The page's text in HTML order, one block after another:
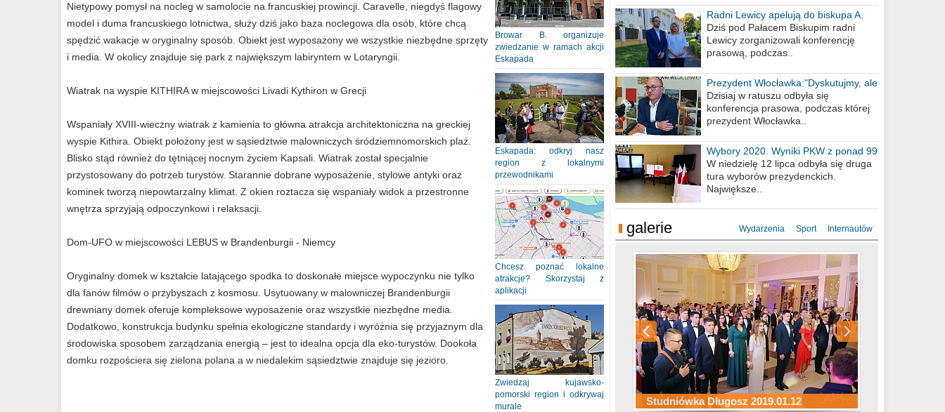
Browar B. organizuje
zwiedzanie w ramach akcji
Eskapada
Eskapada: odkryj nasz
region z lokalnymi
przewodnikami
Chcesz poznać lokalne
atrakcje? Skorzystaj z
aplikacji
Zwiedzaj kujawsko-
pomorski region i odkrywaj
murale
Nietypowy pomysł na nocleg w samolocie na francuskiej prowincji. Caravelle, niegdyś flagowy
model i duma francuskiego lotnictwa, służy dziś jako baza noclegowa dla osób, które chcą
spędzić wakacje w oryginalny sposób. Obiekt jest wyposażony we wszystkie niezbędne sprzęty
i media. W okolicy znajduje się park z największym labiryntem w Lotaryngii.
Wiatrak na wyspie KITHIRA w miejscowości Livadi Kythiron w Grecji
Wspaniały XVIII-wieczny wiatrak z kamienia to główna atrakcja architektoniczna na greckiej
wyspie Kithira. Obiekt położony jest w sąsiedztwie malowniczych śródziemnomorskich plaż.
Blisko stąd również do tętniącej nocnym życiem Kapsali. Wiatrak został specjalnie
przystosowany do potrzeb turystów. Starannie dobrane wyposażenie, stylowe antyki oraz
kominek tworzą niepowtarzalny klimat. Z okien roztacza się wspaniały widok a przestronne
wnętrza sprzyjają odpoczynkowi i relaksacji.
Dom-UFO w miejscowości LEBUS w Brandenburgii - Niemcy
Oryginalny domek w kształcie latającego spodka to doskonałe miejsce wypoczynku nie tylko
dla fanów filmów o przybyszach z kosmosu. Usytuowany w malowniczej Brandenburgii
drewniany domek oferuje kompleksowe wyposażenie oraz wszystkie niezbędne media.
Dodatkowo, konstrukcja budynku spełnia ekologiczne standardy i wyróżnia się przyjaznym dla
środowiska sposobem zarządzania energią – jest to idealna opcja dla eko-turystów. Dookoła
domku rozpościera się zielona polana a w niedalekim sąsiedztwie znajduje się jezioro.
Radni Lewicy apelują do biskupa A.
Wiesława Meringa
Dziś pod Pałacem Biskupim radni
Lewicy zorganizowali konferencję
prasową, podczas..
Prezydent Włocławka:"Dyskutujmy, ale
nie obrażajmy się”
Dzisiaj w ratuszu odbyła się
konferencja prasowa, podczas której
prezydent Włocławka..
Wybory 2020. Wyniki PKW z ponad 99
procent obwodów
W niedzielę 12 lipca odbyła się druga
tura wyborów prezydenckich.
Największe..
galerie Wydarzenia Sport Internautów
Studniówka Długosz 2019.01.12
ZS Budowlanych 2019.01.12
Studniówka LZK 2019.01.11
Studniówka Kopernik 2019.01.11
Studniówka LMK 2019.01.05
Studniówka ZS Ekonomicznych
2019.01.05